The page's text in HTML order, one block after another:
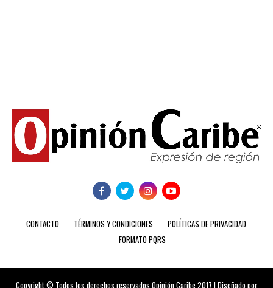
CONTACTO TÉRMINOS Y CONDICIONES
POLÍTICAS DE PRIVACIDAD
FORMATO PQRS
Copyright © Todos los derechos reservados Opinión Caribe 2017 | Diseñado por